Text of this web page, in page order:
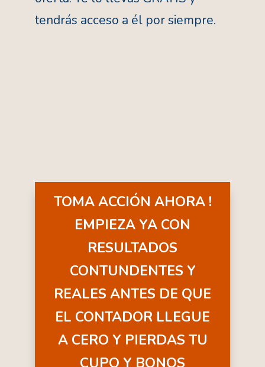
tendrás acceso a él por siempre.
TOMA ACCIÓN AHORA !
EMPIEZA YA CON
RESULTADOS
CONTUNDENTES Y
REALES ANTES DE QUE
EL CONTADOR LLEGUE
A CERO Y PIERDAS TU
CUPO Y BONOS